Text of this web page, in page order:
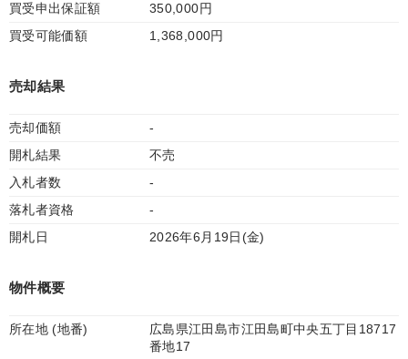
買受申出保証額
350,000円
買受可能価額
1,368,000円
売却結果
売却価額
-
開札結果
不売
入札者数
-
落札者資格
-
開札日
2026年6月19日(金)
物件概要
所在地 (地番)
広島県江田島市江田島町中央五丁目18717
番地17